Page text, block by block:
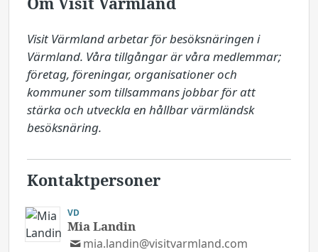
Visit Värmland arbetar för besöksnäringen i
Värmland. Våra tillgångar är våra medlemmar;
företag, föreningar, organisationer och
kommuner som tillsammans jobbar för att
stärka och utveckla en hållbar värmländsk
besöksnäring.
Kontaktpersoner
VD
Mia Landin
mia.landin@visitvarmland.com